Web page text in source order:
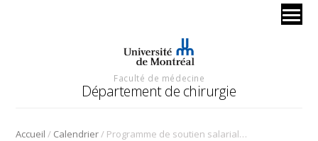
Faculté de médecine
Département de chirurgie
Accueil / Calendrier/ Programme de soutien salarial au démarrage de la carrière des chercheurs cliniciens 2022